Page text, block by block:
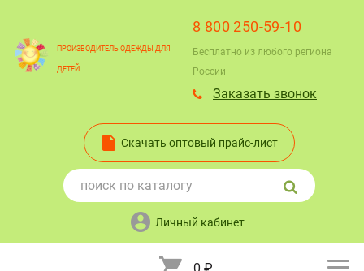
ПРОИЗВОДИТЕЛЬ ОДЕЖДЫ ДЛЯ
ДЕТЕЙ
8 800 250-59-10
Бесплатно из любого региона
России
Заказать звонок
Скачать оптовый прайс-лист
Личный кабинет
0 ₽